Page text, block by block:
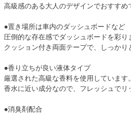
高級感のある大人のデザインでおすすめ
●置き場所は車内のダッシュボードなど
圧倒的な存在感でダッシュボードを彩り
クッション付き両面テープで、しっかり
●香り立ちが良い液体タイプ
厳選された高級な香料を使用しています。
香水に近い成分なので、フレッシュでリ
●消臭剤配合